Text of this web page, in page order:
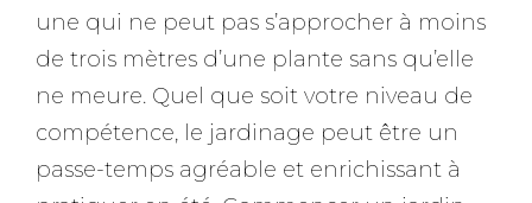
une qui ne peut pas s’approcher à moins
de trois mètres d’une plante sans qu’elle
ne meure. Quel que soit votre niveau de
compétence, le jardinage peut être un
passe-temps agréable et enrichissant à